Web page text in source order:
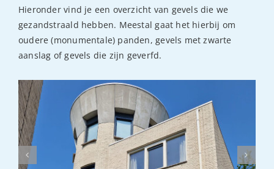
Hieronder vind je een overzicht van gevels die we
gezandstraald hebben. Meestal gaat het hierbij om
oudere (monumentale) panden, gevels met zwarte
aanslag of gevels die zijn geverfd.
Gevelrenovatie Dordrecht